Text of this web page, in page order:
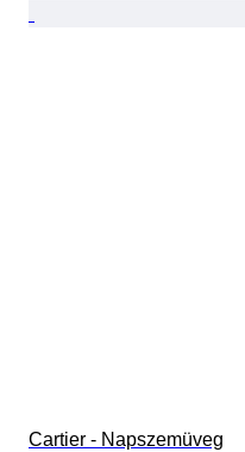
Cartier - Napszemüveg